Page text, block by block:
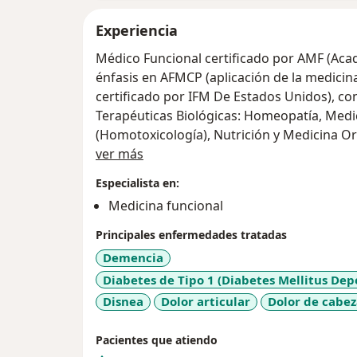
Experiencia
Médico Funcional certificado por AMF
énfasis en AFMCP (aplicación de la
certificado por IFM De Estados Unidos),
Terapéuticas Biológicas: Homeopatía,
(Homotoxicología), Nutrición y Medicina
(Sueroterapia), Ozonoterapia y Esencias
Soy un médico enfocado en encontrar y
de forma personalizada y efectiva. Mi
a través de un enfoque integral y atención
nutrición, estilo de vida y medicina
enfermedades crónicas, alteraciones
trastornos del sueño, inflamación crónica,
atiendo pacientes sin ningún síntoma pero
ver más
Especialista en:
Medicina funcional
Principales enfermedades tratadas
Demencia
Diabetes de Tipo 1 (Diabetes Mellitus
Disnea
Dolor articular Dolor de
Pacientes que atiendo